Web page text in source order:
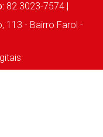
82 3023-7574 |
113 - Bairro Farol -